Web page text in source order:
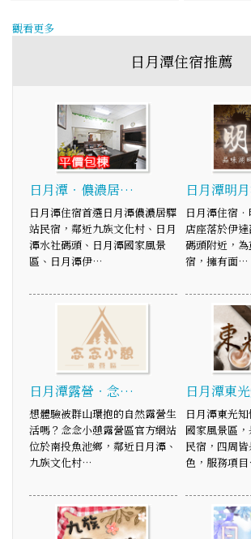
觀看更多
日月潭住宿推薦
日月潭‧儂濃居…
日月潭住宿首選日月潭儂濃居驛
站民宿，鄰近九族文化村、日月
潭水社碼頭、日月潭國家風景
區、日月潭伊…
日月潭明
日月潭住宿‧
店座落於伊
碼頭附近，
宿，擁有面…
日月潭露營‧念…
想體驗被群山環抱的自然露營生
活嗎？念念小憩露營區官方網站
位於南投魚池鄉，鄰近日月潭、
九族文化村…
日月潭東
日月潭東光
國家風景區
民宿，四周
色，服務項